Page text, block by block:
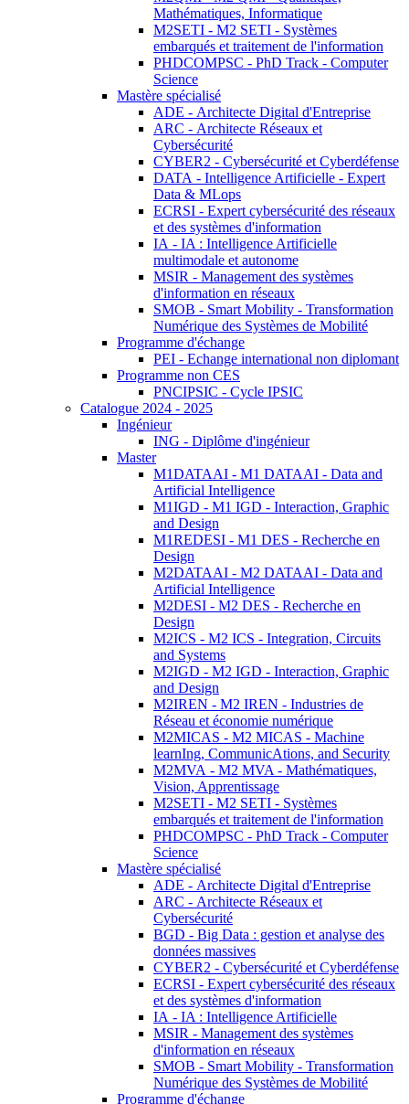
Mathématiques, Informatique
M2SETI - M2 SETI - Systèmes
embarqués et traitement de l'information
PHDCOMPSC - PhD Track - Computer
Science
Mastère spécialisé
ADE - Architecte Digital d'Entreprise
ARC - Architecte Réseaux et
Cybersécurité
CYBER2 - Cybersécurité et Cyberdéfense
DATA - Intelligence Artificielle - Expert
Data & MLops
ECRSI - Expert cybersécurité des réseaux
et des systèmes d'information
IA - IA : Intelligence Artificielle
multimodale et autonome
MSIR - Management des systèmes
d'information en réseaux
SMOB - Smart Mobility - Transformation
Numérique des Systèmes de Mobilité
Programme d'échange
PEI - Echange international non diplomant
Programme non CES
PNCIPSIC - Cycle IPSIC
Catalogue 2024 - 2025
Ingénieur
ING - Diplôme d'ingénieur
Master
M1DATAAI - M1 DATAAI - Data and
Artificial Intelligence
M1IGD - M1 IGD - Interaction, Graphic
and Design
M1REDESI - M1 DES - Recherche en
Design
M2DATAAI - M2 DATAAI - Data and
Artificial Intelligence
M2DESI - M2 DES - Recherche en
Design
M2ICS - M2 ICS - Integration, Circuits
and Systems
M2IGD - M2 IGD - Interaction, Graphic
and Design
M2IREN - M2 IREN - Industries de
Réseau et économie numérique
M2MICAS - M2 MICAS - Machine
learnIng, CommunicAtions, and Security
M2MVA - M2 MVA - Mathématiques,
Vision, Apprentissage
M2SETI - M2 SETI - Systèmes
embarqués et traitement de l'information
PHDCOMPSC - PhD Track - Computer
Science
Mastère spécialisé
ADE - Architecte Digital d'Entreprise
ARC - Architecte Réseaux et
Cybersécurité
BGD - Big Data : gestion et analyse des
données massives
CYBER2 - Cybersécurité et Cyberdéfense
ECRSI - Expert cybersécurité des réseaux
et des systèmes d'information
IA - IA : Intelligence Artificielle
MSIR - Management des systèmes
d'information en réseaux
SMOB - Smart Mobility - Transformation
Numérique des Systèmes de Mobilité
Programme d'échange